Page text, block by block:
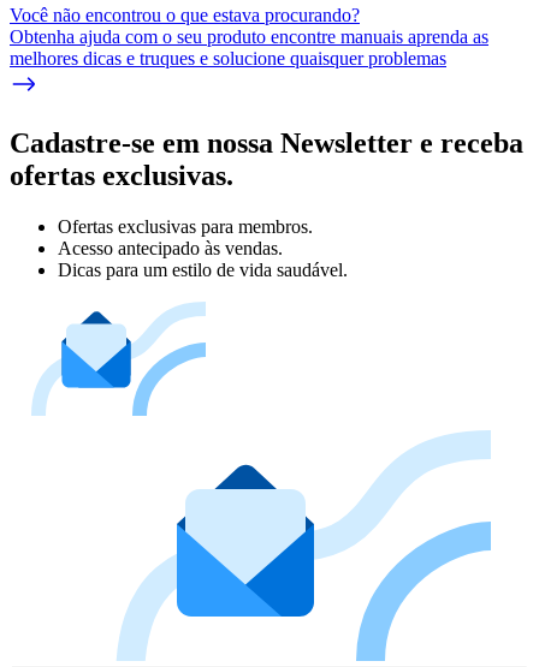
Você não encontrou o que estava procurando?
Obtenha ajuda com o seu produto encontre manuais aprenda as
melhores dicas e truques e solucione quaisquer problemas
Cadastre-se em nossa Newsletter e receba
ofertas exclusivas.
Ofertas exclusivas para membros.
Acesso antecipado às vendas.
Dicas para um estilo de vida saudável.